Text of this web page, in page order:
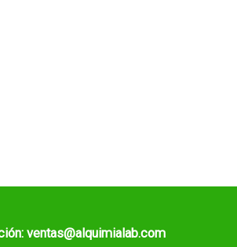
ventas@alquimialab.com